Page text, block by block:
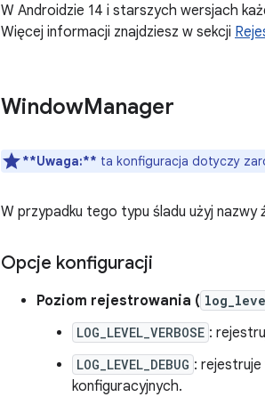
W Androidzie 14 i starszych wersjach
Więcej informacji znajdziesz w sekcji
WindowManager
**Uwaga:** ta konfiguracja dotyczy
W przypadku tego typu śladu użyj nazwy
Opcje konfiguracji
Poziom rejestrowania (
LOG_LEVEL_VERBOSE :
LOG_LEVEL_DEBUG :
konfiguracyjnych.